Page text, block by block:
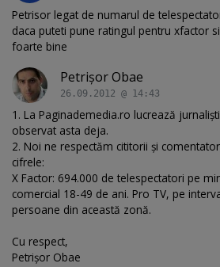
Petrisor legat de numarul de
daca puteti pune ratingul pentru xfactor
foarte bine
Petrişor Obae
26.09.2012 @ 14:43
1. La Paginademedia.ro lucrează
observat asta deja.
2. Noi ne respectăm cititorii și
cifrele:
X Factor: 694.000 de telespectatori pe
comercial 18-49 de ani. Pro TV, pe
persoane din această zonă.
Cu respect,
Petrișor Obae